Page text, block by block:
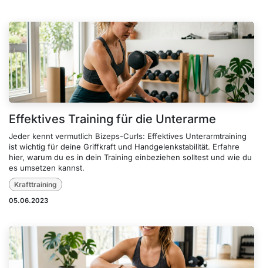
Effektives Training für die Unterarme
Jeder kennt vermutlich Bizeps-Curls: Effektives Unterarmtraining
ist wichtig für deine Griffkraft und Handgelenkstabilität. Erfahre
hier, warum du es in dein Training einbeziehen solltest und wie du
es umsetzen kannst.
Krafttraining
05.06.2023